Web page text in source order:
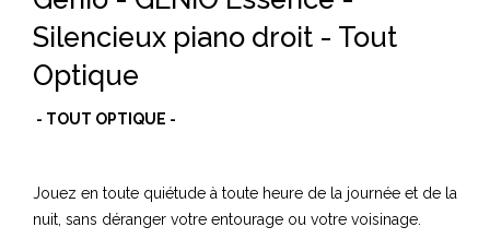
Silencieux piano droit - Tout
Optique
- TOUT OPTIQUE -
Jouez en toute quiétude à toute heure de la journée et de la
nuit, sans déranger votre entourage ou votre voisinage.